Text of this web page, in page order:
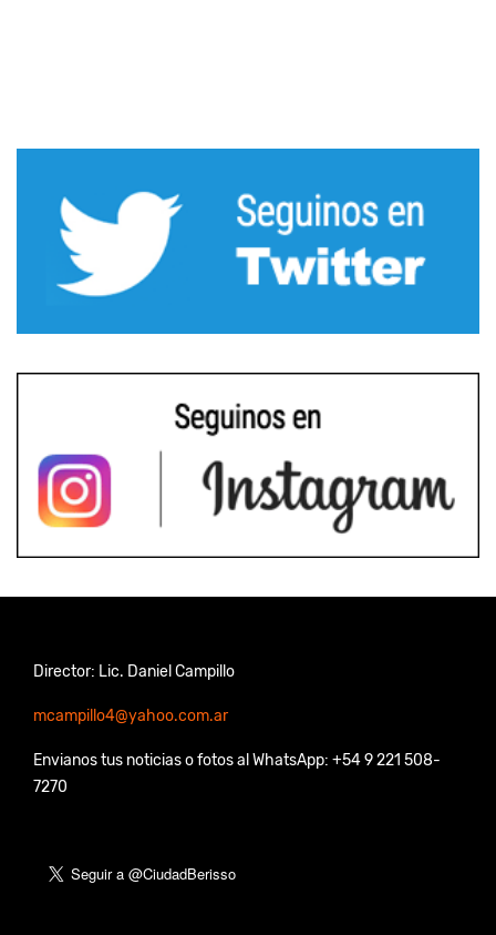
Director: Lic. Daniel Campillo
mcampillo4@yahoo.com.ar
Envianos tus noticias o fotos al WhatsApp: +54 9 221 508-
7270